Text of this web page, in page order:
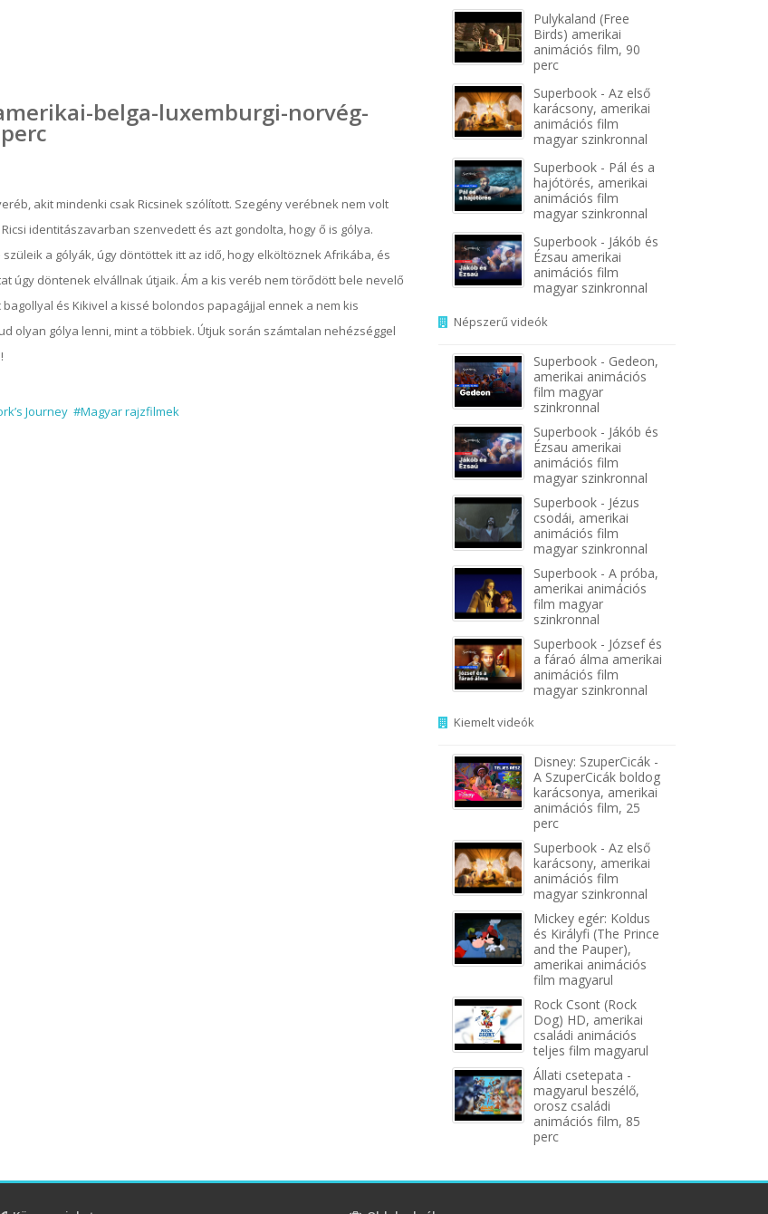
belga-luxemburgi-norvég-
akit mindenki csak Ricsinek szólított. Szegény verébnek nem volt
identitászavarban szenvedett és azt gondolta, hogy ő is gólya.
a gólyák, úgy döntöttek itt az idő, hogy elköltöznek Afrikába, és
úgy döntenek elvállnak útjaik. Ám a kis veréb nem törődött bele nevelő
és Kikivel a kissé bolondos papagájjal ennek a nem kis
olyan gólya lenni, mint a többiek. Útjuk során számtalan nehézséggel
Journey #Magyar rajzfilmek
Pulykaland (Free
Birds) amerikai
animációs film, 90
perc
Superbook - Az első
karácsony, amerikai
animációs film
magyar szinkronnal
Superbook - Pál és a
hajótörés, amerikai
animációs film
magyar szinkronnal
Superbook - Jákób és
Ézsau amerikai
animációs film
magyar szinkronnal
Népszerű videók
Superbook - Gedeon,
amerikai animációs
film magyar
szinkronnal
Superbook - Jákób és
Ézsau amerikai
animációs film
magyar szinkronnal
Superbook - Jézus
csodái, amerikai
animációs film
magyar szinkronnal
Superbook - A próba,
amerikai animációs
film magyar
szinkronnal
Superbook - József és
a fáraó álma amerikai
animációs film
magyar szinkronnal
Kiemelt videók
Disney: SzuperCicák -
A SzuperCicák boldog
karácsonya, amerikai
animációs film, 25
perc
Superbook - Az első
karácsony, amerikai
animációs film
magyar szinkronnal
Mickey egér: Koldus
és Királyfi (The Prince
and the Pauper),
amerikai animációs
film magyarul
Rock Csont (Rock
Dog) HD, amerikai
családi animációs
teljes film magyarul
Állati csetepata -
magyarul beszélő,
orosz családi
animációs film, 85
perc